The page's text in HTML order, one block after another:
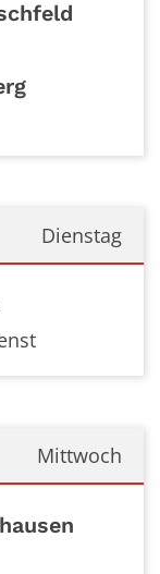
Dienstag
Mittwoch